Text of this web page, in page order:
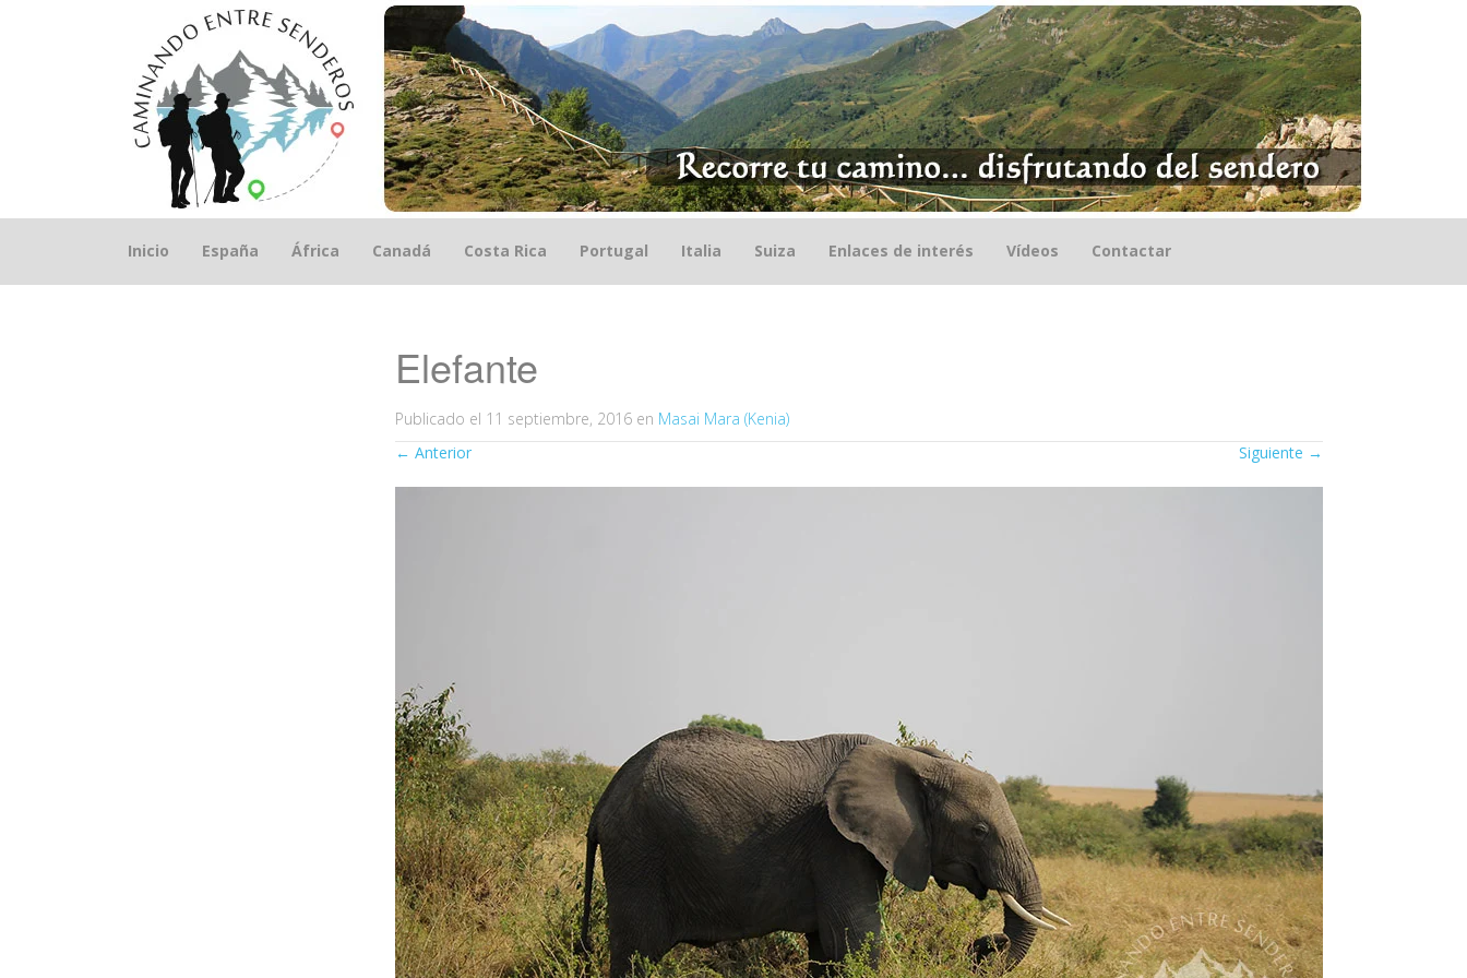
Saltar
Inicio España África Canadá Costa Rica Portugal Italia Suiza Enlaces de interés Vídeos Contactar
Elefante
Publicado el 11 septiembre, 2016 en Masai Mara (Kenia)
← Anterior Siguiente →